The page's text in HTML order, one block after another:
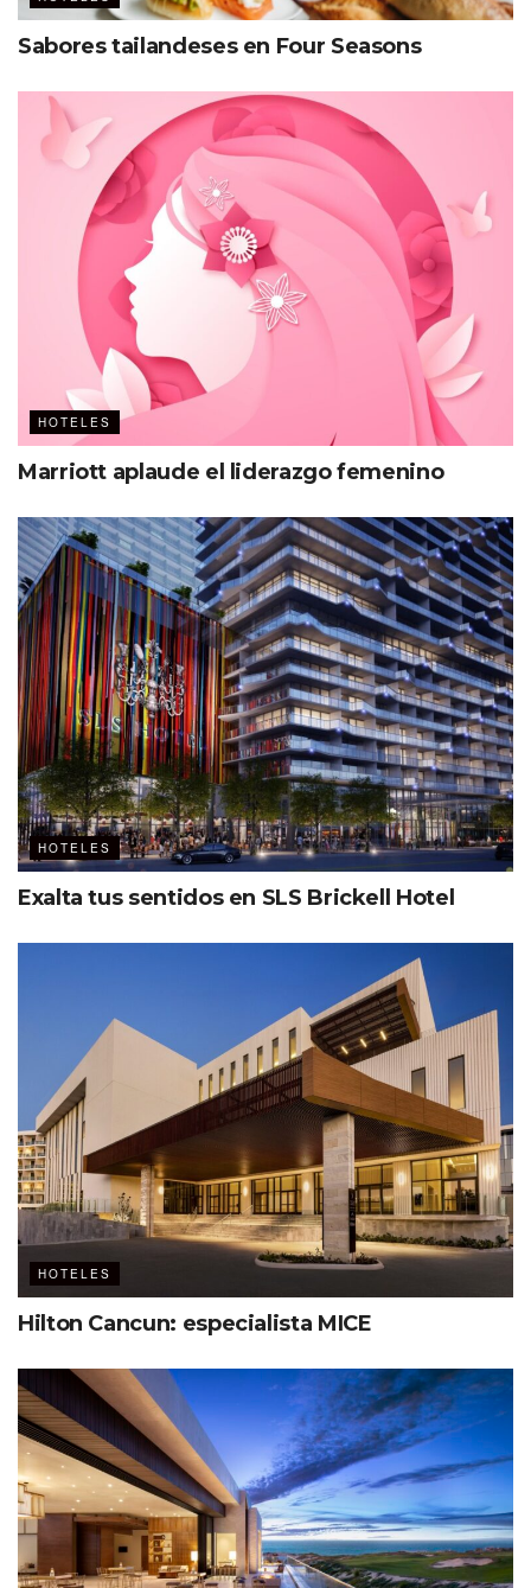
Sabores tailandeses en Four Seasons
HOTELES
Marriott aplaude el liderazgo femenino
HOTELES
Exalta tus sentidos en SLS Brickell Hotel
HOTELES
Hilton Cancun: especialista MICE